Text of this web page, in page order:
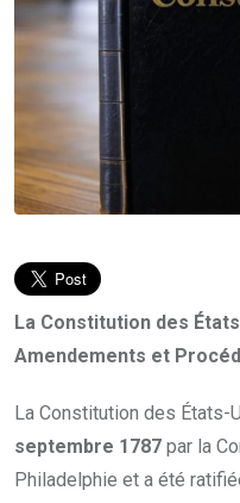
La Constitution des
Amendements et
La Constitution des États-
septembre 1787 par la
Philadelphie et a été